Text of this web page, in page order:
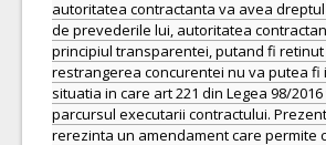
autoritatea contractanta va avea
de prevederile lui, autoritatea
principiul transparentei, putand fi
restrangerea concurentei nu va putea fi
situatia in care art 221 din Legea 98/
parcursul executarii contractului.
rerezinta un amendament care permite